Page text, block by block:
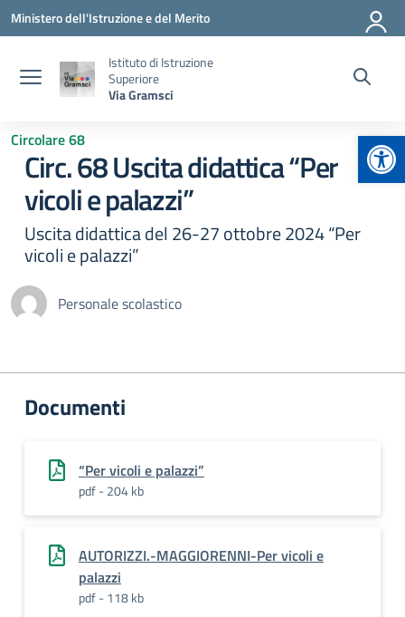
Vai ai contenuti
Vai al menu di navigazione
Vai al footer
Ministero dell'Istruzione e del Merito
Istituto di Istruzione
Superiore
Via Gramsci
Circolare 68
Circ. 68 Uscita didattica “Per
vicoli e palazzi”
Uscita didattica del 26-27 ottobre 2024 “Per
vicoli e palazzi”
Personale scolastico
Documenti
“Per vicoli e palazzi”
pdf - 204 kb
AUTORIZZI.-MAGGIORENNI-Per vicoli e
palazzi
pdf - 118 kb